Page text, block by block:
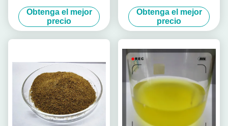
forma
Obtenga el mejor
precio
para el ganado vacas
lechones vacas de corral
Obtenga el mejor
precio